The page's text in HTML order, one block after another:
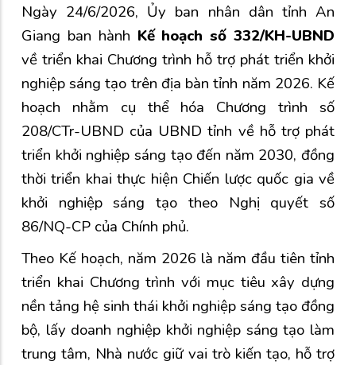
Ngày 24/6/2026, Ủy ban nhân dân tỉnh An
Giang ban hành Kế hoạch số 332/KH-UBND
về triển khai Chương trình hỗ trợ phát triển khởi
nghiệp sáng tạo trên địa bàn tỉnh năm 2026. Kế
hoạch nhằm cụ thể hóa Chương trình số
208/CTr-UBND của UBND tỉnh về hỗ trợ phát
triển khởi nghiệp sáng tạo đến năm 2030, đồng
thời triển khai thực hiện Chiến lược quốc gia về
khởi nghiệp sáng tạo theo Nghị quyết số
86/NQ-CP của Chính phủ.
Theo Kế hoạch, năm 2026 là năm đầu tiên tỉnh
triển khai Chương trình với mục tiêu xây dựng
nền tảng hệ sinh thái khởi nghiệp sáng tạo đồng
bộ, lấy doanh nghiệp khởi nghiệp sáng tạo làm
trung tâm, Nhà nước giữ vai trò kiến tạo, hỗ trợ